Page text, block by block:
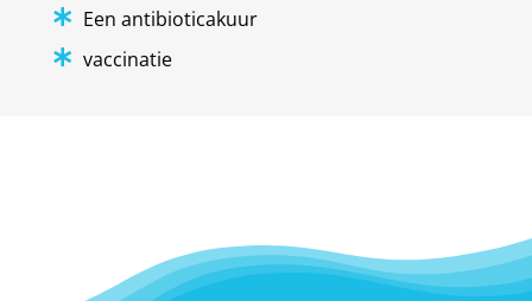
Een antibioticakuur
vaccinatie
bij de HAP geweest en daar was het advies
3 weken niet sporten en fysiotherapie.